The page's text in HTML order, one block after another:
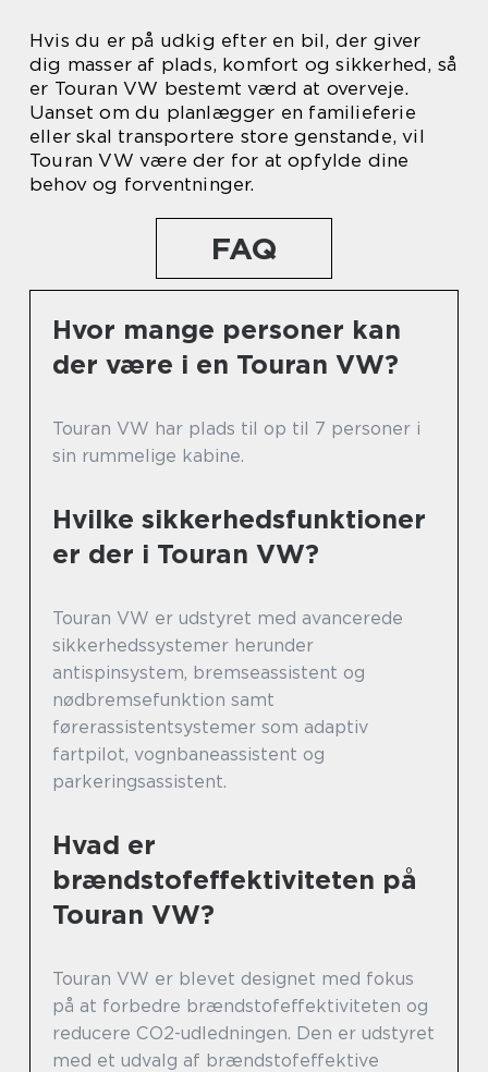
Hvis du er på udkig efter en bil, der giver
dig masser af plads, komfort og sikkerhed, så
er Touran VW bestemt værd at overveje.
Uanset om du planlægger en familieferie
eller skal transportere store genstande, vil
Touran VW være der for at opfylde dine
behov og forventninger.
FAQ
Hvor mange personer kan
der være i en Touran VW?
Touran VW har plads til op til 7 personer i
sin rummelige kabine.
Hvilke sikkerhedsfunktioner
er der i Touran VW?
Touran VW er udstyret med avancerede
sikkerhedssystemer herunder
antispinsystem, bremseassistent og
nødbremsefunktion samt
førerassistentsystemer som adaptiv
fartpilot, vognbaneassistent og
parkeringsassistent.
Hvad er
brændstofeffektiviteten på
Touran VW?
Touran VW er blevet designet med fokus
på at forbedre brændstofeffektiviteten og
reducere CO2-udledningen. Den er udstyret
med et udvalg af brændstofeffektive